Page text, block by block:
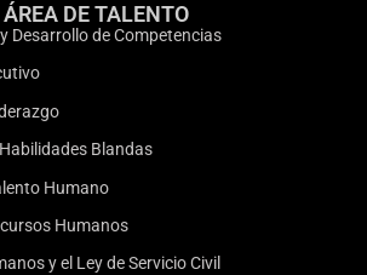
ÁREA DE TALENTO
Desarrollo de Competencias
Blandas
Humano
Humanos
y el Ley de Servicio Civil